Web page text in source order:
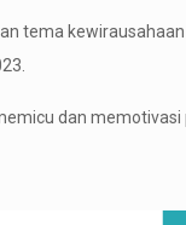
tema
dan